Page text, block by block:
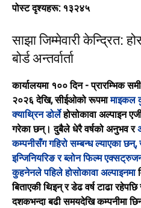
पोस्ट दृश्यहरू: १३२४५
साझा जिम्मेवारी केन्द्रित:
बोर्ड अन्तर्वार्ता
कार्यालयमा १०० दिन - प्रारम्भिक
२०२६ देखि, सीईओको रूपमामाइकल
क्याथ्रिन डोर्लेहोसोकावा अल्पाइन
गरेका छन्। दुबैले धेरै वर्षको अनुभव र
कम्पनीसँग गहिरो सम्बन्ध ल्याएका
इन्जिनियरिङ र ब्लोन फिल्म
कुहनेनले पहिलेहोसोकावा अल्पाइनमा
बिताएकी थिइन्र डेढ वर्ष टाढा
दशकभन्दा बढी समयदेखि कम्पनीमा छिन्